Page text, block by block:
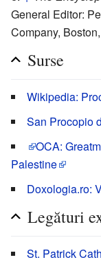
General Editor:
Company,
Surse
Wikipedia:
San Procopio
OCA:
Palestine
Doxologia.ro:
Legături
St. Patrick